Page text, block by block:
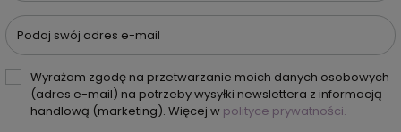
Podaj swój adres e-mail
Wyrażam zgodę na przetwarzanie moich danych osobowych
(adres e-mail) na potrzeby wysyłki newslettera z informacją
handlową (marketing). Więcej w polityce prywatności.